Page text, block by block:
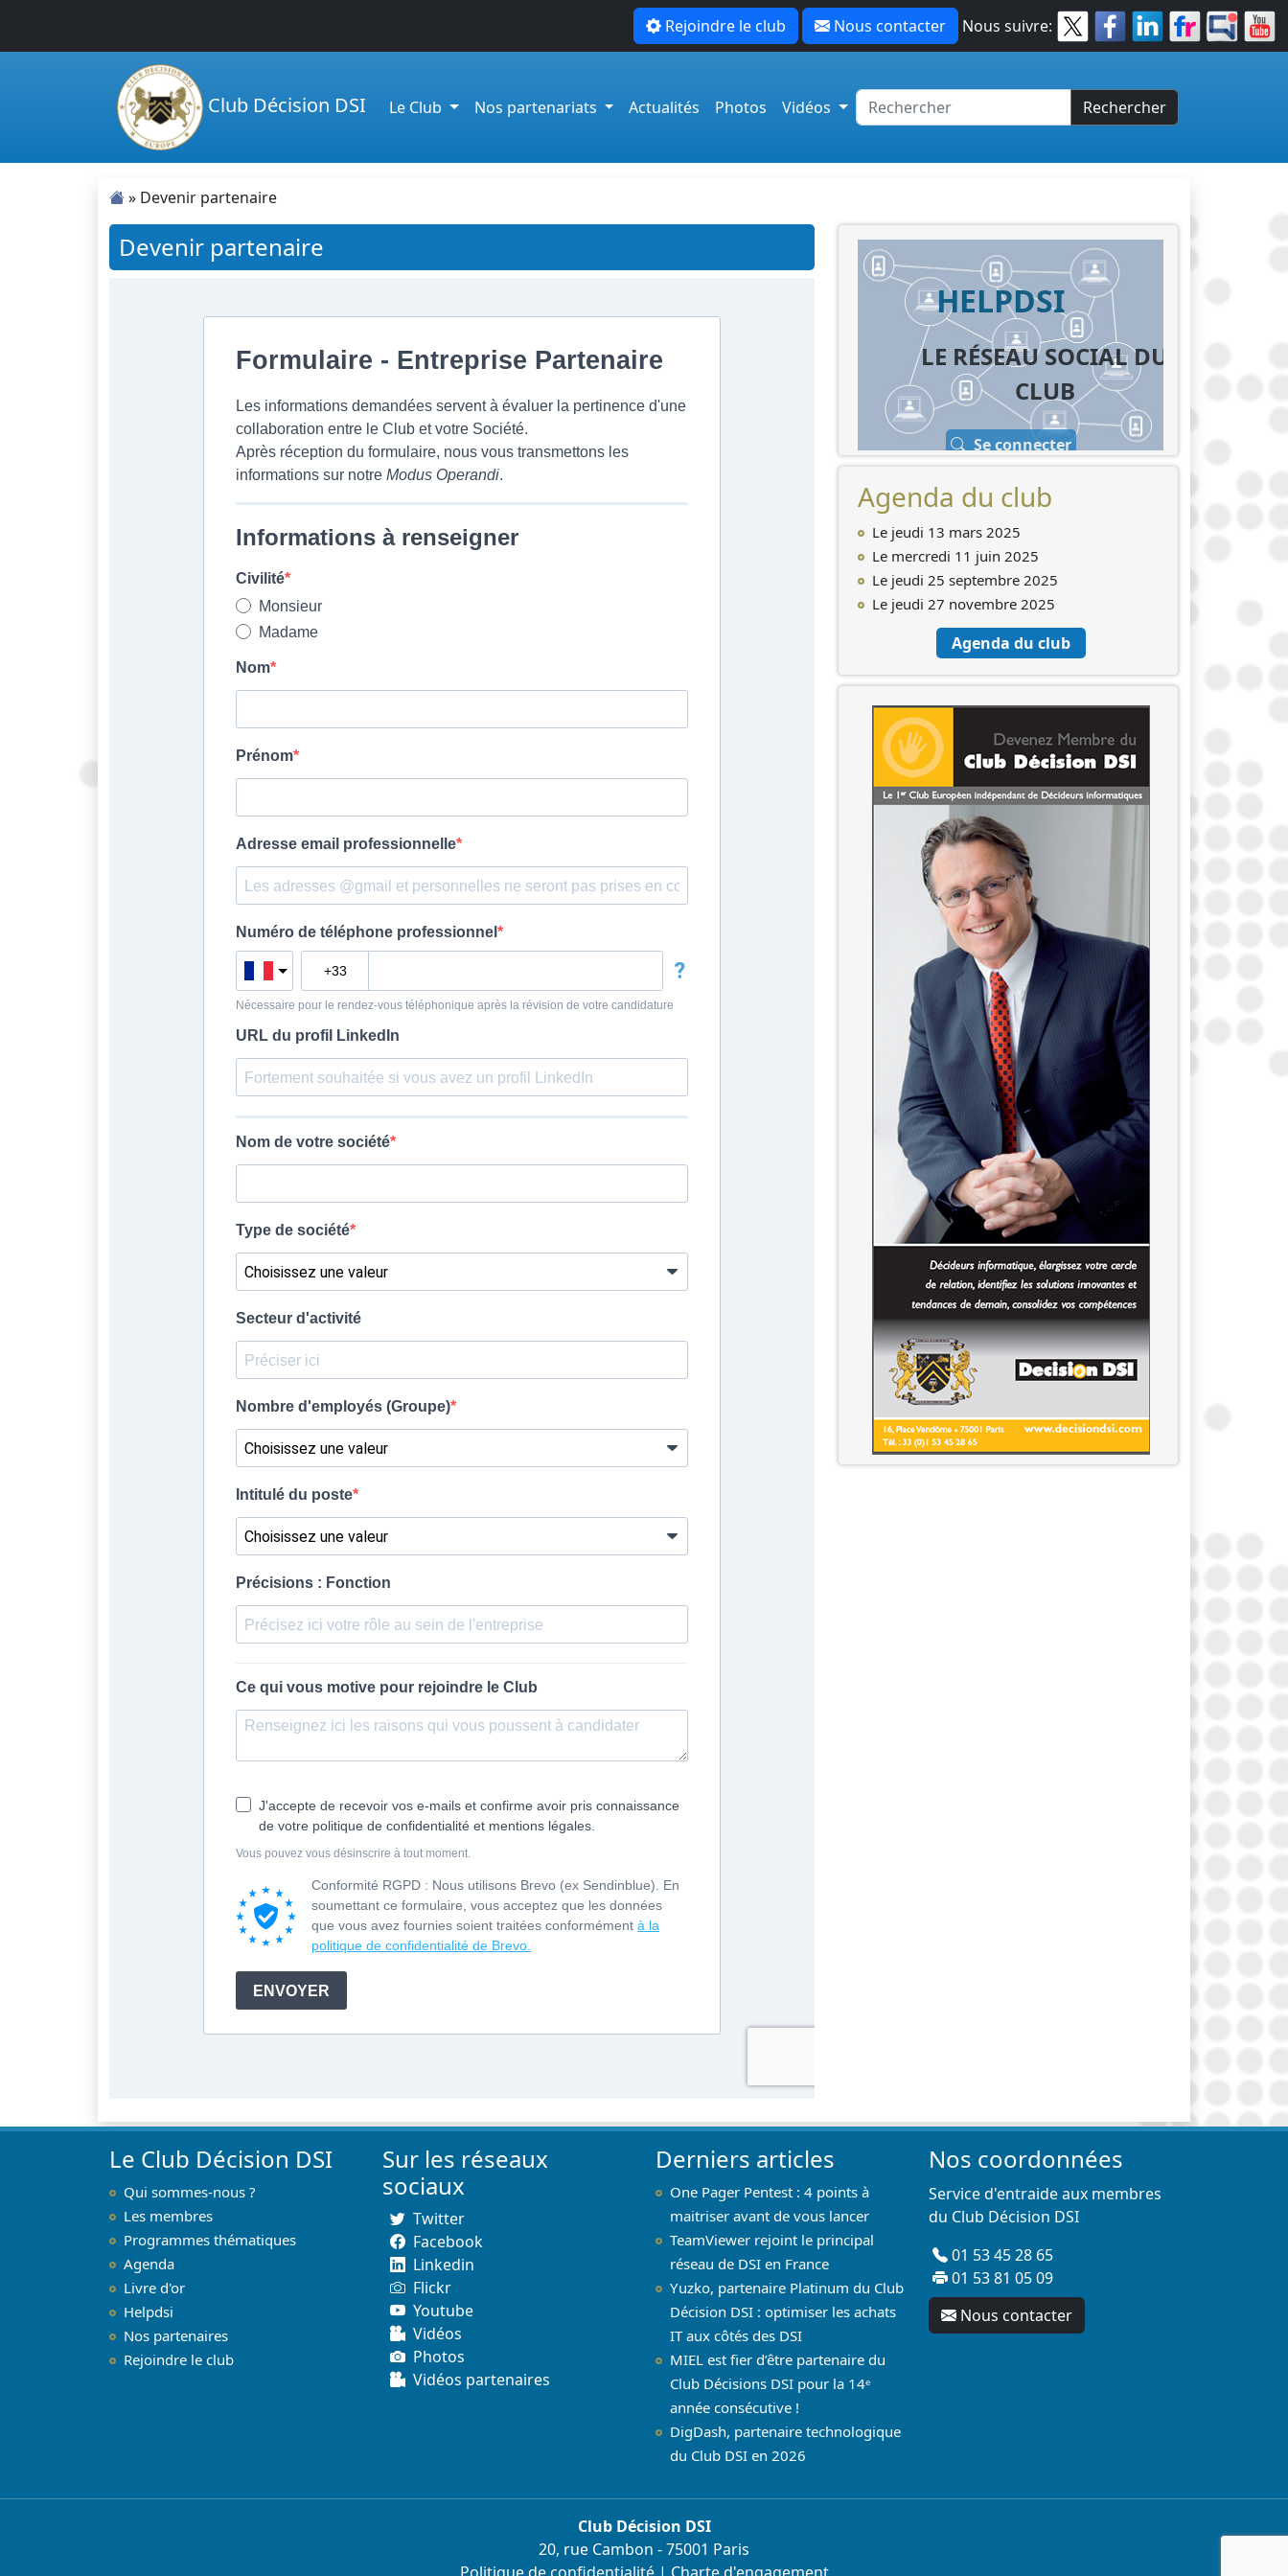
Rejoindre le club Nous contacter Nous suivre:
Club Décision DSI Le Club Nos partenariats Actualités Photos Vidéos Rechercher
» Devenir partenaire
Devenir partenaire
HELPDSI
LE RÉSEAU SOCIAL DU
CLUB
Se connecter
Agenda du club
Le jeudi 13 mars 2025
Le mercredi 11 juin 2025
Le jeudi 25 septembre 2025
Le jeudi 27 novembre 2025
Agenda du club
Le Club Décision DSI
Qui sommes-nous ?
Les membres
Programmes thématiques
Agenda
Livre d'or
Helpdsi
Nos partenaires
Rejoindre le club
Sur les réseaux
sociaux
Twitter
Facebook
Linkedin
Flickr
Youtube
Vidéos
Photos
Vidéos partenaires
Derniers articles
One Pager Pentest : 4 points à
maitriser avant de vous lancer
TeamViewer rejoint le principal
réseau de DSI en France
Yuzko, partenaire Platinum du Club
Décision DSI : optimiser les achats
IT aux côtés des DSI
MIEL est fier d’être partenaire du
Club Décisions DSI pour la 14ᵉ
année consécutive !
DigDash, partenaire technologique
du Club DSI en 2026
Nos coordonnées
Service d'entraide aux membres
du Club Décision DSI
01 53 45 28 65
01 53 81 05 09
Nous contacter
Club Décision DSI
20, rue Cambon - 75001 Paris